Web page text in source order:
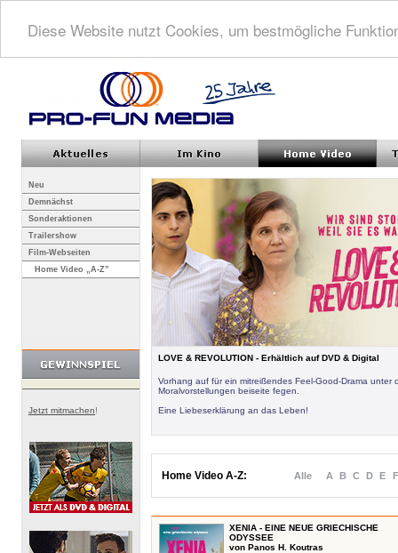
Diese Website nutzt Cookies, um bestmögliche
Neu
Demnächst
Sonderaktionen
Trailershow
Film-Webseiten
Home Video „A-Z”
Jetzt mitmachen!
LOVE & REVOLUTION - Erhältlich auf DVD & Digital
Vorhang auf für ein mitreißendes Feel-Good-Drama
Moralvorstellungen beiseite fegen.
Eine Liebeserklärung an das Leben!
Home Video A-Z: Alle A B C D E F
XENIA - EINE NEUE GRIECHISCHE
ODYSSEE
von Panos H. Koutras